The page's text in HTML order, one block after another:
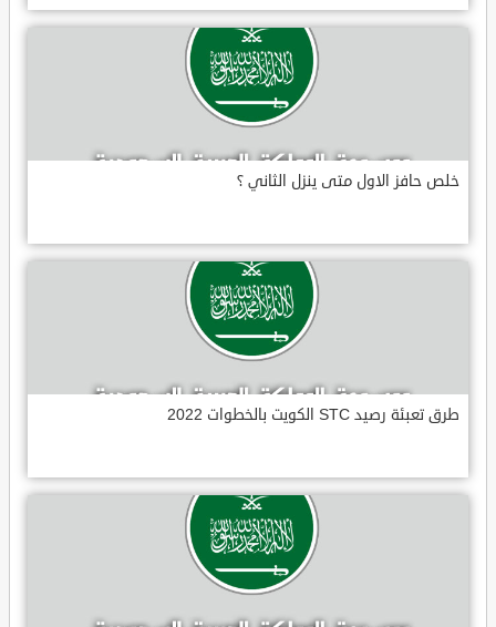
خلص حافز الاول متى ينزل الثاني ؟
طرق تعبئة رصيد STC الكويت بالخطوات 2022